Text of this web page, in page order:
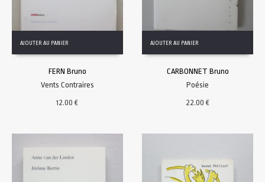
AJOUTER AU PANIER
FERN Bruno
Vents Contraires
12.00€
AJOUTER AU PANIER
CARBONNET Bruno
Poésie
22.00€